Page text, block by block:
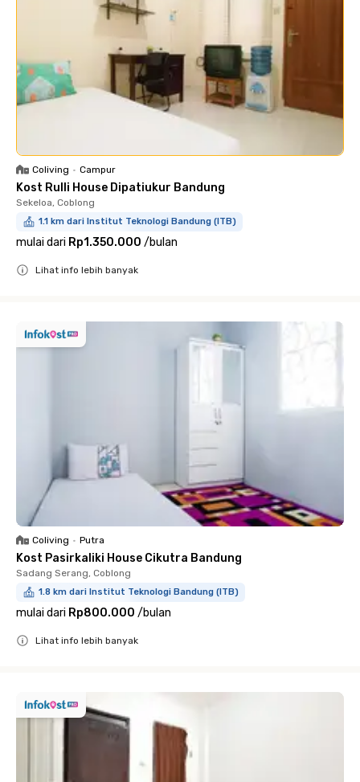
Coliving • Campur
Kost Rulli House Dipatiukur Bandung
Sekeloa, Coblong
1.1 km dari Institut Teknologi Bandung (ITB)
mulai dari Rp1.350.000 /bulan
Lihat info lebih banyak
Coliving • Putra
Kost Pasirkaliki House Cikutra Bandung
Sadang Serang, Coblong
1.8 km dari Institut Teknologi Bandung (ITB)
mulai dari Rp800.000 /bulan
Lihat info lebih banyak